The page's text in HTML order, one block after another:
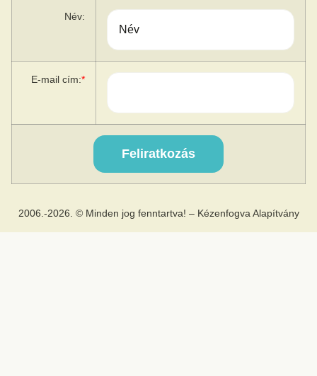
Név:
E-mail cím:*
2006.-2026. © Minden jog fenntartva! – Kézenfogva Alapítvány